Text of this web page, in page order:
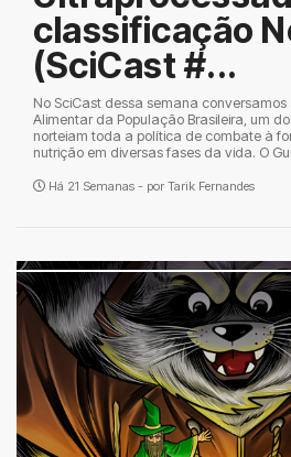
classificação
(SciCast #...
No SciCast dessa semana conversamos
Alimentar da População Brasileira, um
norteiam toda a política de combate à
nutrição em diversas fases da vida. O
Há 21 Semanas - por Tarik Fernandes